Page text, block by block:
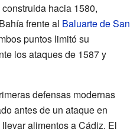
hacia 1580,
frente al Baluarte de San
puntos limitó su
los ataques de 1587 y
defensas modernas
antes de un ataque en
alimentos a Cádiz. El